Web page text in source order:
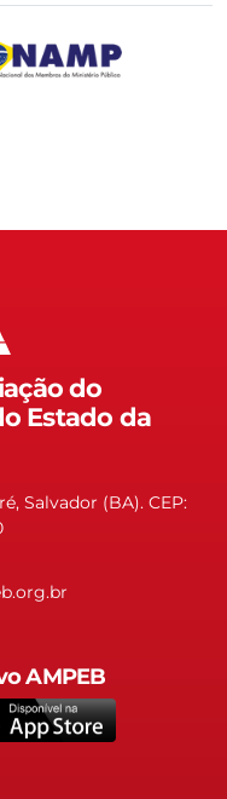
do
Estado da
Salvador (BA). CEP:
AMPEB